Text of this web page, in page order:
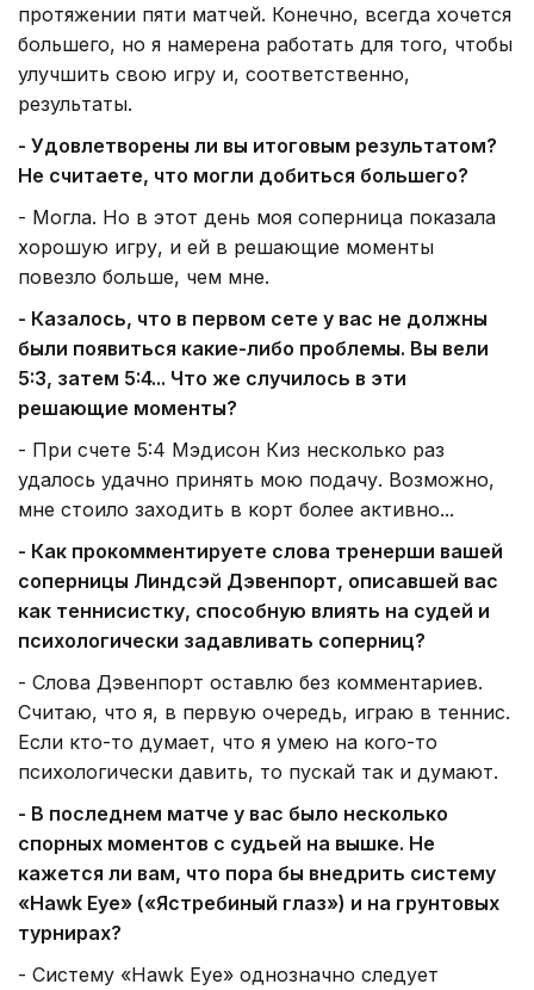
протяжении пяти матчей. Конечно, всегда хочется
большего, но я намерена работать для того, чтобы
улучшить свою игру и, соответственно,
результаты.
- Удовлетворены ли вы итоговым результатом?
Не считаете, что могли добиться большего?
- Могла. Но в этот день моя соперница показала
хорошую игру, и ей в решающие моменты
повезло больше, чем мне.
- Казалось, что в первом сете у вас не должны
были появиться какие-либо проблемы. Вы вели
5:3, затем 5:4... Что же случилось в эти
решающие моменты?
- При счете 5:4 Мэдисон Киз несколько раз
удалось удачно принять мою подачу. Возможно,
мне стоило заходить в корт более активно...
- Как прокомментируете слова тренерши вашей
соперницы Линдсэй Дэвенпорт, описавшей вас
как теннисистку, способную влиять на судей и
психологически задавливать соперниц?
- Слова Дэвенпорт оставлю без комментариев.
Считаю, что я, в первую очередь, играю в теннис.
Если кто-то думает, что я умею на кого-то
психологически давить, то пускай так и думают.
- В последнем матче у вас было несколько
спорных моментов с судьей на вышке. Не
кажется ли вам, что пора бы внедрить систему
«Hawk Eye» («Ястребиный глаз») и на грунтовых
турнирах?
- Систему «Hawk Eye» однозначно следует